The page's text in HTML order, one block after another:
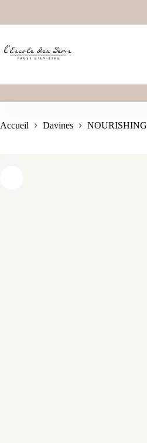
Accueil Davines NOURISHING